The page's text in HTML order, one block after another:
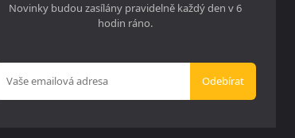
Novinky budou zasílány pravidelně každý den v 6
hodin ráno.
Odebírat